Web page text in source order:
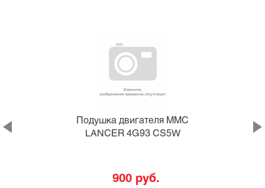
Подушка двигателя MMC
LANCER 4G93 CS5W
900 руб.